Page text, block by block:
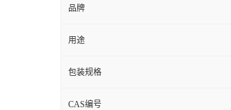
品牌
用途
包装规格
CAS编号